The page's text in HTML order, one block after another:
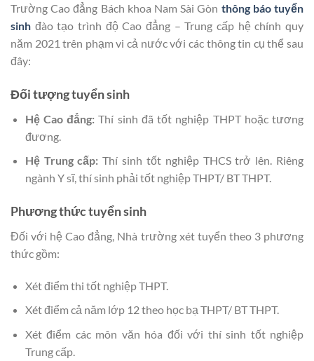
Trường Cao đẳng Bách khoa Nam Sài Gòn thông báo tuyển
sinh đào tạo trình độ Cao đẳng – Trung cấp hệ chính quy
năm 2021 trên phạm vi cả nước với các thông tin cụ thể sau
đây:
Đối tượng tuyển sinh
Hệ Cao đẳng: Thí sinh đã tốt nghiệp THPT hoặc tương
đương.
Hệ Trung cấp: Thí sinh tốt nghiệp THCS trở lên. Riêng
ngành Y sĩ, thí sinh phải tốt nghiệp THPT/ BT THPT.
Phương thức tuyển sinh
Đối với hệ Cao đẳng, Nhà trường xét tuyển theo 3 phương
thức gồm:
Xét điểm thi tốt nghiệp THPT.
Xét điểm cả năm lớp 12 theo học bạ THPT/ BT THPT.
Xét điểm các môn văn hóa đối với thí sinh tốt nghiệp
Trung cấp.